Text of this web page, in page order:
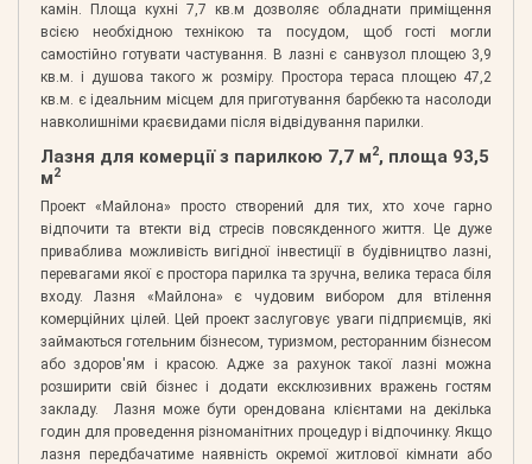
камін. Площа кухні 7,7 кв.м дозволяє обладнати приміщення
всією необхідною технікою та посудом, щоб гості могли
самостійно готувати частування. В лазні є санвузол площею 3,9
кв.м. і душова такого ж розміру. Простора тераса площею 47,2
кв.м. є ідеальним місцем для приготування барбекю та насолоди
навколишніми краєвидами після відвідування парилки.
Лазня для комерції з парилкою 7,7 м2, площа 93,5
м2
Проект «Майлона» просто створений для тих, хто хоче гарно
відпочити та втекти від стресів повсякденного життя. Це дуже
приваблива можливість вигідної інвестиції в будівництво лазні,
перевагами якої є простора парилка та зручна, велика тераса біля
входу. Лазня «Майлона» є чудовим вибором для втілення
комерційних цілей. Цей проект заслуговує уваги підприємців, які
займаються готельним бізнесом, туризмом, ресторанним бізнесом
або здоров'ям і красою. Адже за рахунок такої лазні можна
розширити свій бізнес і додати ексклюзивних вражень гостям
закладу. Лазня може бути орендована клієнтами на декілька
годин для проведення різноманітних процедур і відпочинку. Якщо
лазня передбачатиме наявність окремої житлової кімнати або